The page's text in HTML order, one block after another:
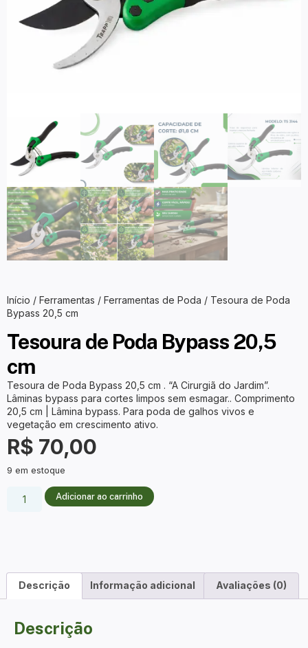
Início / Ferramentas / Ferramentas de Poda / Tesoura de Poda
Bypass 20,5 cm
Tesoura de Poda Bypass 20,5
cm
Tesoura de Poda Bypass 20,5 cm . “A Cirurgiã do Jardim”.
Lâminas bypass para cortes limpos sem esmagar.. Comprimento
20,5 cm | Lâmina bypass. Para poda de galhos vivos e
vegetação em crescimento ativo.
R$ 70,00
9 em estoque
Adicionar ao carrinho
Descrição Informação adicional Avaliações (0)
Descrição